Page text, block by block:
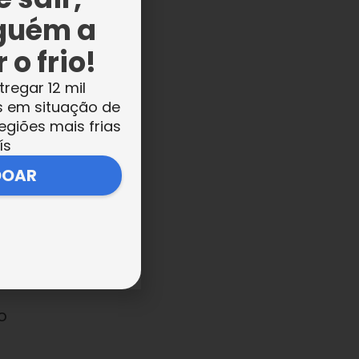
a
o frio!
12 mil
em situação de
mais frias